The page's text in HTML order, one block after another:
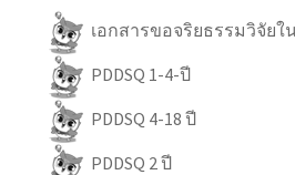
เอกสารขอจริยธรรมวิจัย
PDDSQ 1-4-ปี
PDDSQ 4-18 ปี
PDDSQ 2 ปี